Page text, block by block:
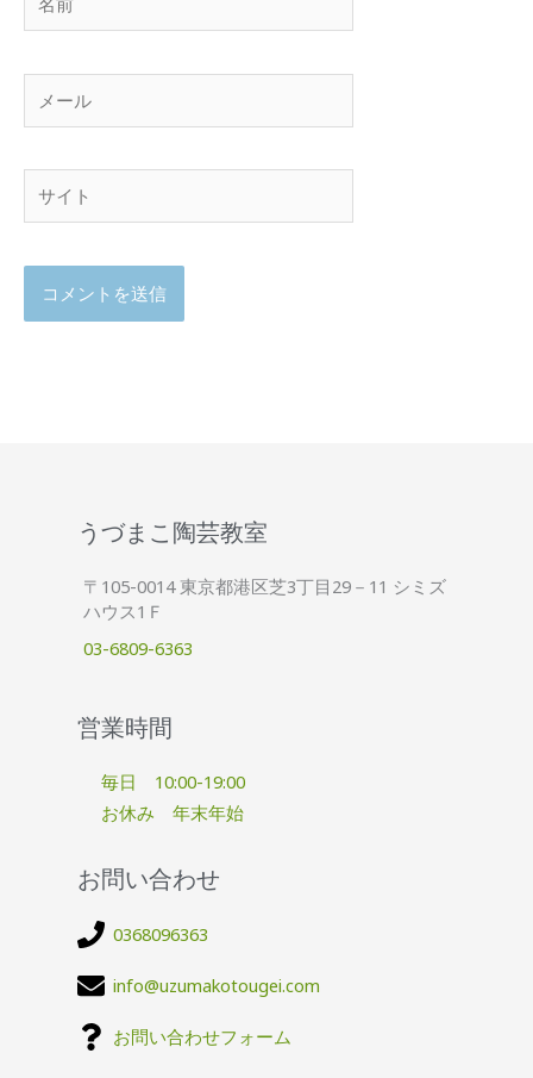
前
ー
ル
ト
うづまこ陶芸教室
〒105-0014 東京都港区芝3丁目29－11 シミズ
ハウス1Ｆ
03-6809-6363
営業時間
毎日 10:00-19:00
お休み 年末年始
お問い合わせ
0368096363
info@uzumakotougei.com
お問い合わせフォーム